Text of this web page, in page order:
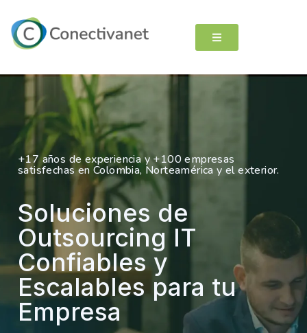
+17 años de experiencia y +100 empresas
satisfechas en Colombia, Norteamérica y el exterior.
Soluciones de
Outsourcing IT
Confiables y
Escalables para tu
Empresa